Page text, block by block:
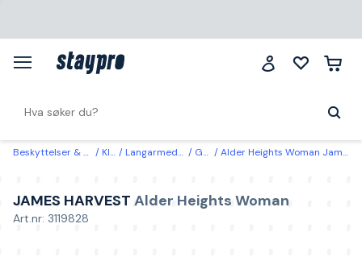
Beskyttelser & klær Klær Langarmede gensere Gensere Alder Heights Woman James Harvest Genser Mosegrønn Mosegrønn
JAMES HARVEST Alder Heights Woman
Art.nr: 3119828